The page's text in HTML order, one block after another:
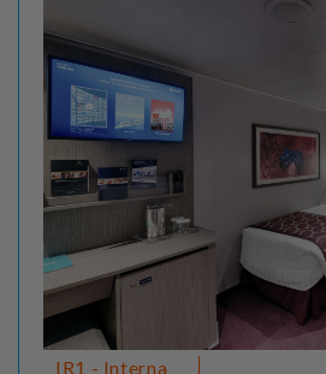
IR1 - Interna